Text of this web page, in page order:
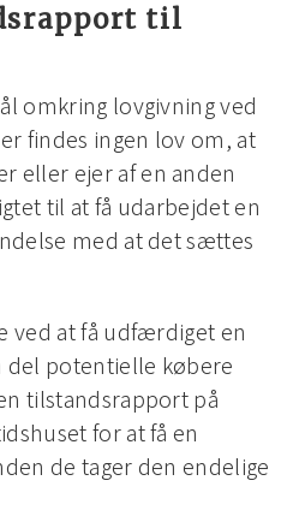
til
omkring lovgivning ved
findes ingen lov om, at
eller ejer af en anden
til at få udarbejdet en
med at det sættes
ved at få udfærdiget en
potentielle købere
tilstandsrapport på
for at få en
de tager den endelige